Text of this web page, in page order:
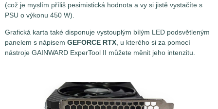
(což je myslím příliš pesimistická hodnota a vy si jistě vystačíte s
PSU o výkonu 450 W).
Grafická karta také disponuje vystouplým bílým LED podsvětleným
panelem s nápisem GEFORCE RTX , u kterého si za pomocí
nástroje GAINWARD ExperTool II můžete měnit jeho intenzitu.